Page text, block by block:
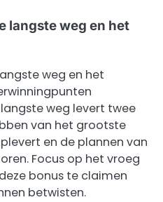
langste weg en het
weg en het
weg levert twee
van het grootste
en de plannen van
Focus op het vroeg
bonus te claimen
betwisten.